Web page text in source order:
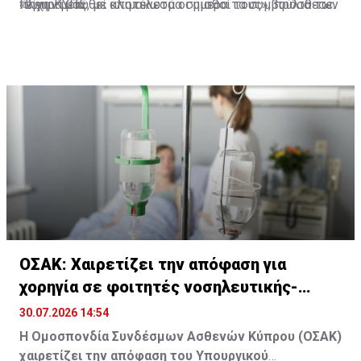
«είχαν μειωθεί κλιμακωτά οι μισθοί τους», πρόσθεσε.
πλευρά μας, με αποτέλεσμα σήμερα τα συμβούλια των
Πηγή: ΚΥΠΕ
ΟΣΑΚ: Χαιρετίζει την απόφαση για
χορηγία σε φοιτητές νοσηλευτικής-
μαιευτικής
30.07.2026 14:54
Η Ομοσπονδία Συνδέσμων Ασθενών Κύπρου (ΟΣΑΚ)
χαιρετίζει την απόφαση του Υπουργικού